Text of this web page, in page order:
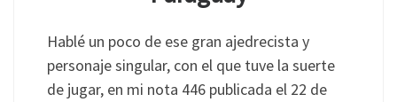
Hablé un poco de ese gran ajedrecista y
personaje singular, con el que tuve la suerte
de jugar, en mi nota 446 publicada el 22 de